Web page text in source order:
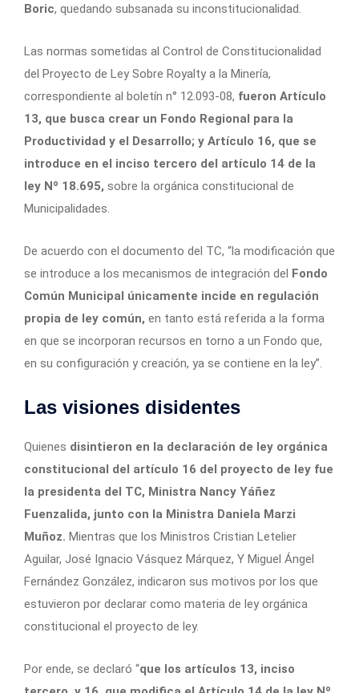
Boric, quedando subsanada su inconstitucionalidad.
Las normas sometidas al Control de Constitucionalidad
del Proyecto de Ley Sobre Royalty a la Minería,
correspondiente al boletín n° 12.093-08, fueron Artículo
13, que busca crear un Fondo Regional para la
Productividad y el Desarrollo; y Artículo 16, que se
introduce en el inciso tercero del artículo 14 de la
ley Nº 18.695, sobre la orgánica constitucional de
Municipalidades.
De acuerdo con el documento del TC, “la modificación que
se introduce a los mecanismos de integración del Fondo
Común Municipal únicamente incide en regulación
propia de ley común, en tanto está referida a la forma
en que se incorporan recursos en torno a un Fondo que,
en su configuración y creación, ya se contiene en la ley”.
Las visiones disidentes
Quienes disintieron en la declaración de ley orgánica
constitucional del artículo 16 del proyecto de ley fue
la presidenta del TC, Ministra Nancy Yáñez
Fuenzalida, junto con la Ministra Daniela Marzi
Muñoz. Mientras que los Ministros Cristian Letelier
Aguilar, José Ignacio Vásquez Márquez, Y Miguel Ángel
Fernández González, indicaron sus motivos por los que
estuvieron por declarar como materia de ley orgánica
constitucional el proyecto de ley.
Por ende, se declaró “que los artículos 13, inciso